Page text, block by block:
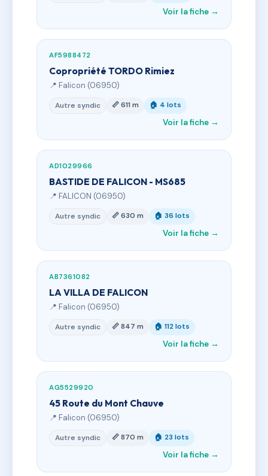
Voir la fiche →
AF5988472
Copropriété TORDO Rimiez
📍 Falicon (06950)
Autre syndic 📏 611 m 🏠 4 lots
Voir la fiche →
AD1029966
BASTIDE DE FALICON - MS685
📍 FALICON (06950)
Autre syndic 📏 630 m 🏠 36 lots
Voir la fiche →
AB7361082
LA VILLA DE FALICON
📍 Falicon (06950)
Autre syndic 📏 847 m 🏠 112 lots
Voir la fiche →
AG5529920
45 Route du Mont Chauve
📍 Falicon (06950)
Autre syndic 📏 870 m 🏠 23 lots
Voir la fiche →